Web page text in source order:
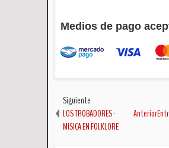
Medios de pago
Siguiente
LOS TROBADORES -
MISICA EN FOLKLORE